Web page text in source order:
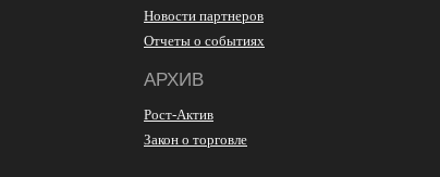
Новости партнеров
Отчеты о событиях
АРХИВ
Рост-Актив
Закон о торговле